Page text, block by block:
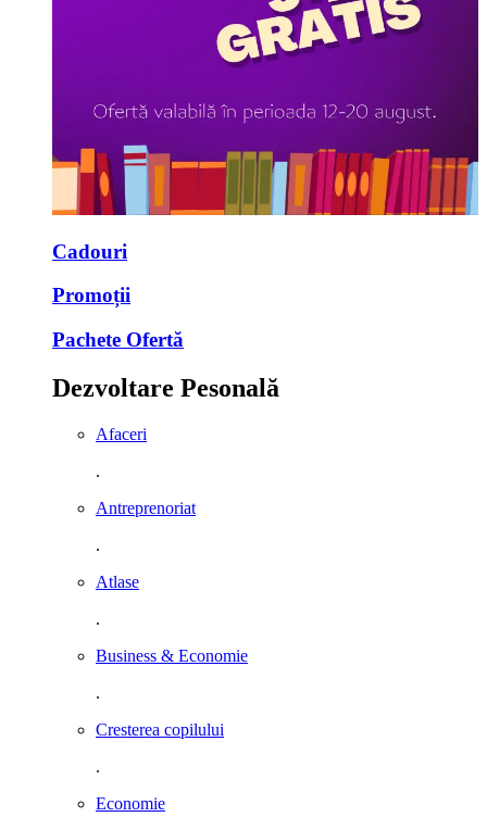
Cadouri
Promoții
Pachete Ofertă
Dezvoltare Pesonală
Afaceri
.
Antreprenoriat
.
Atlase
.
Business & Economie
.
Cresterea copilului
.
Economie